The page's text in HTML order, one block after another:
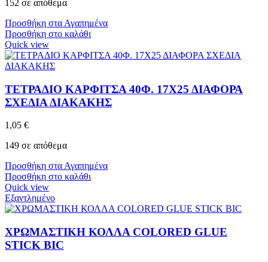
152 σε απόθεμα
Προσθήκη στα Αγαπημένα
Προσθήκη στο καλάθι
Quick view
ΤΕΤΡΑΔΙΟ ΚΑΡΦΙΤΣΑ 40Φ. 17Χ25 ΔΙΑΦΟΡΑ
ΣΧΕΔΙΑ ΔΙΑΚΑΚΗΣ
1,05 €
149 σε απόθεμα
Προσθήκη στα Αγαπημένα
Προσθήκη στο καλάθι
Quick view
Εξαντλημένο
ΧΡΩΜΑΣΤΙΚΗ ΚΟΛΛΑ COLORED GLUE
STICK BIC